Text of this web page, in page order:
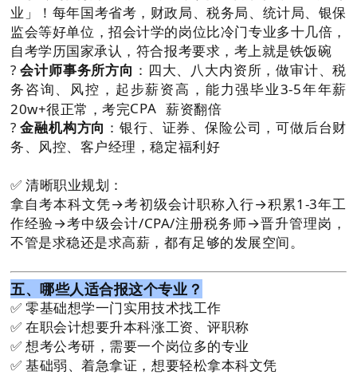
业」！每年国考省考，财政局、税务局、统计局、银保
监会等好单位，招会计学的岗位比冷门专业多十几倍，
自考学历国家承认，符合报考要求，考上就是铁饭碗
?会计师事务所方向 ：四大、八大内资所，做审计、税
务咨询、风控，起步薪资高，能力强毕业3-5年年薪
20w+很正常，考完CPA 薪资翻倍
?金融机构方向 ：银行、证券、保险公司，可做后台财
务、风控、客户经理，稳定福利好
✅ 清晰职业规划：
拿自考本科文凭→考初级会计职称入行→积累1-3年工
作经验→考中级会计/CPA/注册税务师→晋升管理岗，
不管是求稳还是求高薪，都有足够的发展空间。
五、哪些人适合报这个专业？
✅ 零基础想学一门实用技术找工作
✅ 在职会计想要升本科涨工资、评职称
✅ 想考公考研，需要一个岗位多的专业
✅ 基础弱、着急拿证，想要轻松拿本科文凭